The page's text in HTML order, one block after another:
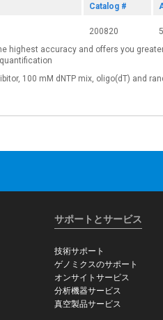
Catalog #
200820
highest accuracy and offers you
100 mM dNTP mix, oligo(dT) and
サポートとサービス
技術サポート
ゲノミクスのサポート
オンサイトサービス
分析機器サービス
真空製品サービス